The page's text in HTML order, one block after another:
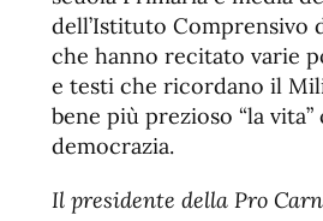
dell’Istituto Comprensivo
che hanno recitato varie
e testi che ricordano il
bene più prezioso “la
democrazia.
Il presidente della Pro